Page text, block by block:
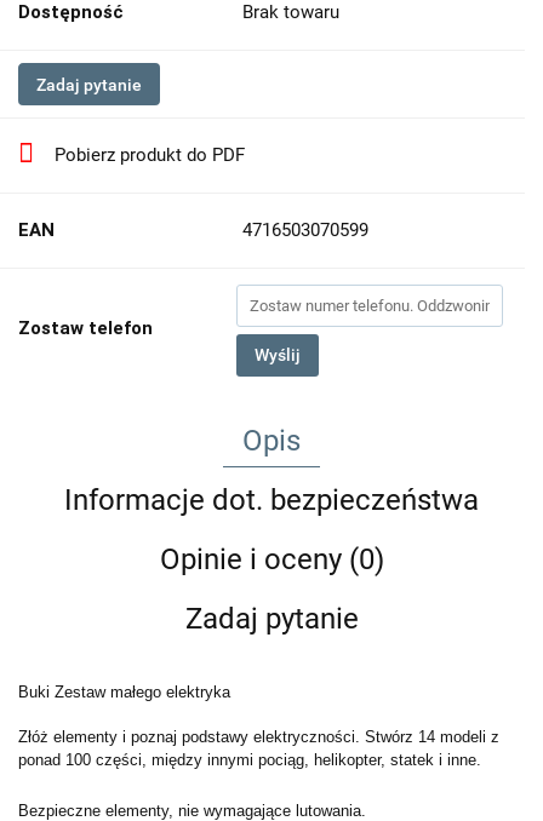
Dostępność Brak towaru
Zadaj pytanie
Pobierz produkt do PDF
EAN 4716503070599
Zostaw telefon
Wyślij
Opis
Informacje dot. bezpieczeństwa
Opinie i oceny (0)
Zadaj pytanie
Buki Zestaw małego elektryka
Złóż elementy i poznaj podstawy elektryczności. Stwórz 14 modeli z
ponad 100 części, między innymi pociąg, helikopter, statek i inne.
Bezpieczne elementy, nie wymagające lutowania.